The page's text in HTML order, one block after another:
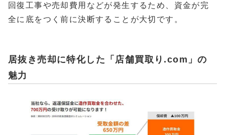
回復工事や売却費用などが発生するため、資金が完
全に底をつく前に決断することが大切です。
居抜き売却に特化した「店舗買取り.com」の
魅力